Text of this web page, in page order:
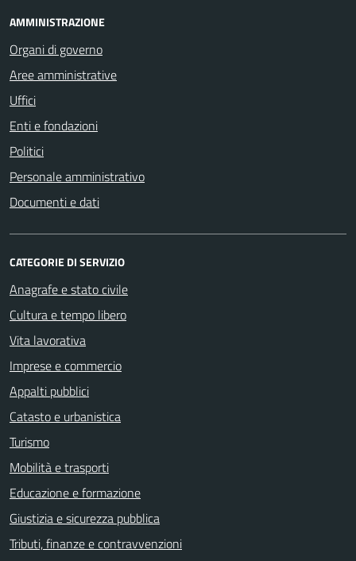
AMMINISTRAZIONE
Organi di governo
Aree amministrative
Uffici
Enti e fondazioni
Politici
Personale amministrativo
Documenti e dati
CATEGORIE DI SERVIZIO
Anagrafe e stato civile
Cultura e tempo libero
Vita lavorativa
Imprese e commercio
Appalti pubblici
Catasto e urbanistica
Turismo
Mobilità e trasporti
Educazione e formazione
Giustizia e sicurezza pubblica
Tributi, finanze e contravvenzioni